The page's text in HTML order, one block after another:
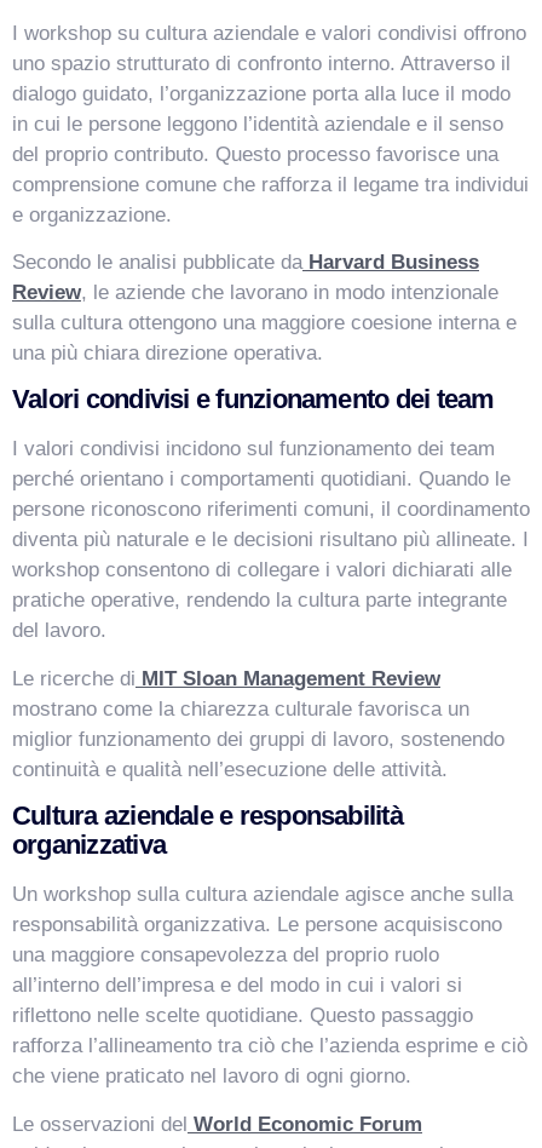
I workshop su cultura aziendale e valori condivisi offrono
uno spazio strutturato di confronto interno. Attraverso il
dialogo guidato, l’organizzazione porta alla luce il modo
in cui le persone leggono l’identità aziendale e il senso
del proprio contributo. Questo processo favorisce una
comprensione comune che rafforza il legame tra individui
e organizzazione.
Secondo le analisi pubblicate da Harvard Business
Review, le aziende che lavorano in modo intenzionale
sulla cultura ottengono una maggiore coesione interna e
una più chiara direzione operativa.
Valori condivisi e funzionamento dei team
I valori condivisi incidono sul funzionamento dei team
perché orientano i comportamenti quotidiani. Quando le
persone riconoscono riferimenti comuni, il coordinamento
diventa più naturale e le decisioni risultano più allineate. I
workshop consentono di collegare i valori dichiarati alle
pratiche operative, rendendo la cultura parte integrante
del lavoro.
Le ricerche di MIT Sloan Management Review
mostrano come la chiarezza culturale favorisca un
miglior funzionamento dei gruppi di lavoro, sostenendo
continuità e qualità nell’esecuzione delle attività.
Cultura aziendale e responsabilità
organizzativa
Un workshop sulla cultura aziendale agisce anche sulla
responsabilità organizzativa. Le persone acquisiscono
una maggiore consapevolezza del proprio ruolo
all’interno dell’impresa e del modo in cui i valori si
riflettono nelle scelte quotidiane. Questo passaggio
rafforza l’allineamento tra ciò che l’azienda esprime e ciò
che viene praticato nel lavoro di ogni giorno.
Le osservazioni del World Economic Forum
VismarChat
Salve! Sono VismarChat, l'agente AI di Vismarcorp. In
cosa possiamo esserti utile?